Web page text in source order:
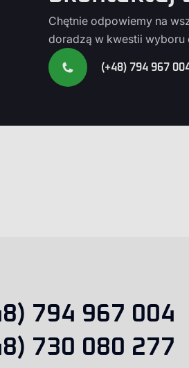
Chętnie odpowiemy na
doradzą w kwestii
(+48) 794 967
794 967 004
730 080 277